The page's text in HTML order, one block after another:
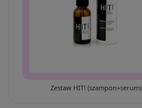
Zestaw HIT! (szampon+serum)